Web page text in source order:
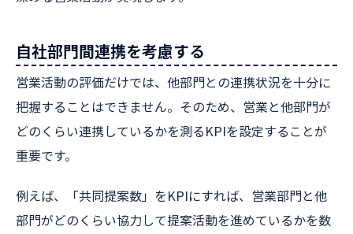
自社部門間連携を考慮する
営業活動の評価だけでは、他部門との連携状況を十分に
把握することはできません。そのため、営業と他部門が
どのくらい連携しているかを測るKPIを設定することが
重要です。
例えば、「共同提案数」をKPIにすれば、営業部門と他
部門がどのくらい協力して提案活動を進めているかを数